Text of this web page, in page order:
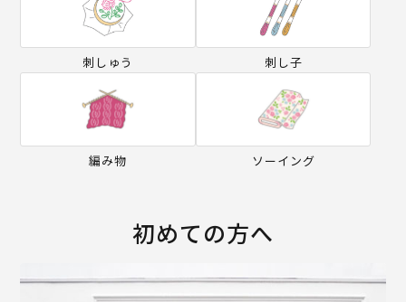
刺しゅう 刺し子
編み物 ソーイング
初めての方へ